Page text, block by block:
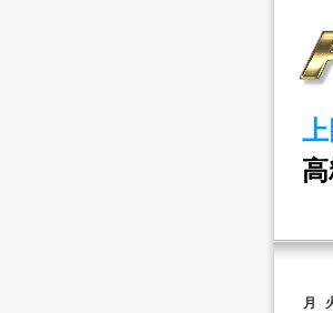
月